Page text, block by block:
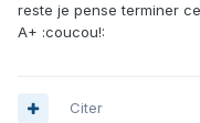
reste je pense terminer
A+ :coucou!:
Citer